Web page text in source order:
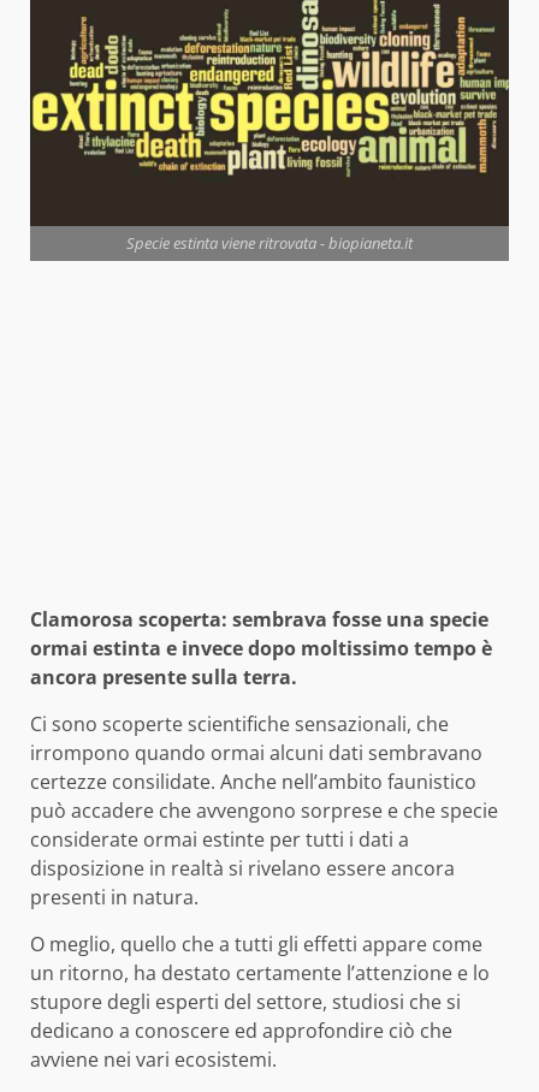
Specie estinta viene ritrovata - biopianeta.it
Clamorosa scoperta: sembrava fosse una specie
ormai estinta e invece dopo moltissimo tempo è
ancora presente sulla terra.
Ci sono scoperte scientifiche sensazionali, che
irrompono quando ormai alcuni dati sembravano
certezze consilidate. Anche nell’ambito faunistico
può accadere che avvengono sorprese e che specie
considerate ormai estinte per tutti i dati a
disposizione in realtà si rivelano essere ancora
presenti in natura.
O meglio, quello che a tutti gli effetti appare come
un ritorno, ha destato certamente l’attenzione e lo
stupore degli esperti del settore, studiosi che si
dedicano a conoscere ed approfondire ciò che
avviene nei vari ecosistemi.